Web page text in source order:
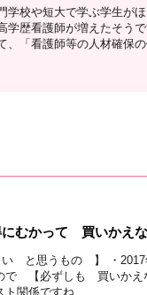
学校や短大で学ぶ学生が
学歴看護師が増えたそう
、「看護師等の人材確保
にむかって 買いか
い と思うもの 】 ・
【必ずしも 買いかえ
関係ですね ...